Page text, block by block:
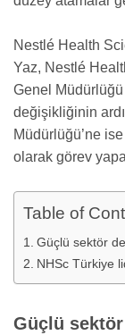
Nestlé Health
Yaz, Nestlé
Genel Müdürlüğü
değişikliğinin
Müdürlüğü’ne
olarak görev
Table of
Güçlü sektör
NHSc Türkiye
Güçlü